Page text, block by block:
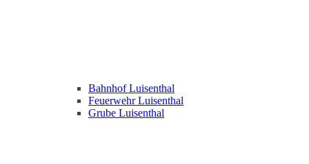
Bahnhof Luisenthal
Feuerwehr Luisenthal
Grube Luisenthal